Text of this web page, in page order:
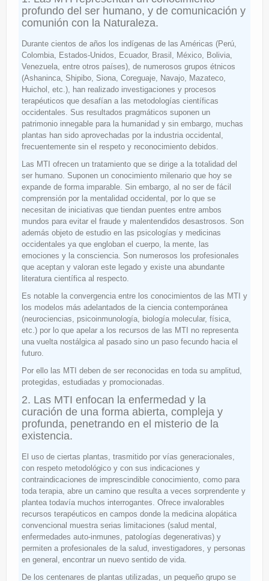
profundo del ser humano, y de comunicación y
comunión con la Naturaleza.
Durante cientos de años los indígenas de las Américas (Perú,
Colombia, Estados-Unidos, Ecuador, Brasil, México, Bolivia,
Venezuela, entre otros países), de numerosos grupos étnicos
(Ashaninca, Shipibo, Siona, Coreguaje, Navajo, Mazateco,
Huichol, etc.), han realizado investigaciones y procesos
terapéuticos que desafían a las metodologías científicas
occidentales. Sus resultados pragmáticos suponen un
patrimonio innegable para la humanidad y sin embargo, muchas
plantas han sido aprovechadas por la industria occidental,
frecuentemente sin el respeto y reconocimiento debidos.
Las MTI ofrecen un tratamiento que se dirige a la totalidad del
ser humano. Suponen un conocimiento milenario que hoy se
expande de forma imparable. Sin embargo, al no ser de fácil
comprensión por la mentalidad occidental, por lo que se
necesitan de iniciativas que tiendan puentes entre ambos
mundos para evitar el fraude y malentendidos desastrosos. Son
además objeto de estudio en las psicologías y medicinas
occidentales ya que engloban el cuerpo, la mente, las
emociones y la consciencia. Son numerosos los profesionales
que aceptan y valoran este legado y existe una abundante
literatura científica al respecto.
Es notable la convergencia entre los conocimientos de las MTI y
los modelos más adelantados de la ciencia contemporánea
(neurociencias, psicoinmunología, biología molecular, física,
etc.) por lo que apelar a los recursos de las MTI no representa
una vuelta nostálgica al pasado sino un paso fecundo hacia el
futuro.
Por ello las MTI deben de ser reconocidas en toda su amplitud,
protegidas, estudiadas y promocionadas.
2. Las MTI enfocan la enfermedad y la
curación de una forma abierta, compleja y
profunda, penetrando en el misterio de la
existencia.
El uso de ciertas plantas, trasmitido por vías generacionales,
con respeto metodológico y con sus indicaciones y
contraindicaciones de imprescindible conocimiento, como para
toda terapia, abre un camino que resulta a veces sorprendente y
plantea todavía muchos interrogantes. Ofrece invalorables
recursos terapéuticos en campos donde la medicina alopática
convencional muestra serias limitaciones (salud mental,
enfermedades auto-inmunes, patologías degenerativas) y
permiten a profesionales de la salud, investigadores, y personas
en general, encontrar un nuevo sentido de vida.
De los centenares de plantas utilizadas, un pequeño grupo se